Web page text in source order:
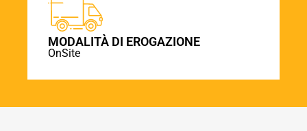
MODALITÀ DI EROGAZIONE
OnSite